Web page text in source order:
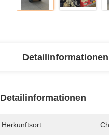
Detailinformationen
Detailinformationen
Herkunftsort